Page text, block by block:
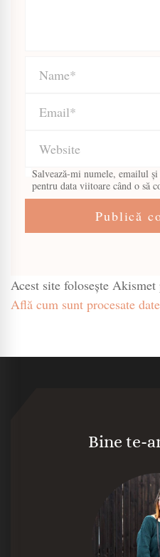
Salvează-mi numele, emailul
pentru data viitoare când o să
Acest site folosește
Află cum sunt procesate
Bine te-